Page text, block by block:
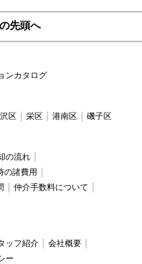
先頭へ
ンカタログ
区 栄区 港南区 磯子区
の流れ
の諸費用
仲介手数料について
ッフ紹介
会社概要
ー